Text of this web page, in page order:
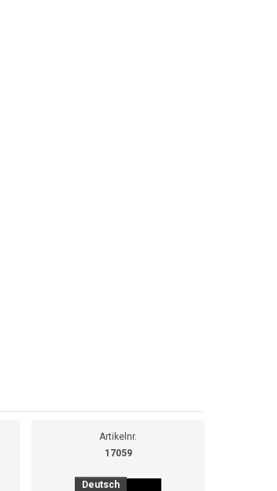
Artikelnr.
17059
Deutsch